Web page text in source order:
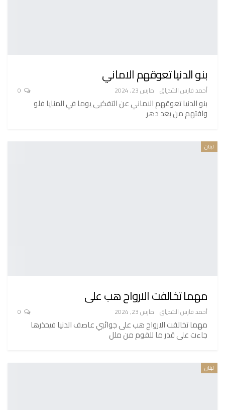
بنو الدنيا تعوقهم الاماني
أحمد فارس الشدياق مارس 23, 2024
بنو الدنيا تعوقهم الاماني عن التفكيى يوما في المنايا فلو
وافتهم من بعد دهر
لبنان
مهما تخالفت الارواح هب على
أحمد فارس الشدياق مارس 23, 2024
مهما تخالفت الارواح هب على جوائبي عاصف الدنيا فيحذرها
جاءت على قدر ما للقوم من ملل
لبنان